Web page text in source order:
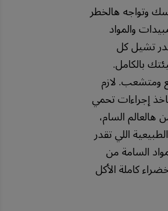
وتواجه هالخطر
والمواد
تشيل كل
بالكامل.
ومتشعب. لازم
إجراءات تحمي
السام،
اللي تقدر
السامة من
كاملة الأكل